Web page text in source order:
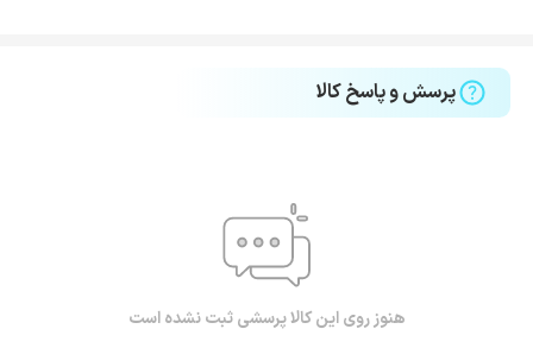
پرسش و پاسخ کالا
هنوز روی این کالا پرسشی ثبت نشده است